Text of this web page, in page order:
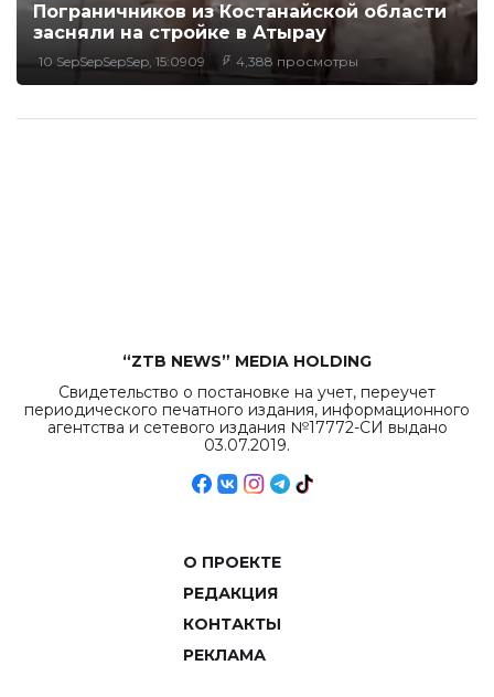
Пограничников из Костанайской области
засняли на стройке в Атырау
10 SepSepSepSep, 15:0909 4,388 просмотры
“ZTB NEWS” MEDIA HOLDING
Свидетельство о постановке на учет, переучет
периодического печатного издания, информационного
агентства и сетевого издания №17772-СИ выдано
03.07.2019.
О ПРОЕКТЕ
РЕДАКЦИЯ
КОНТАКТЫ
РЕКЛАМА